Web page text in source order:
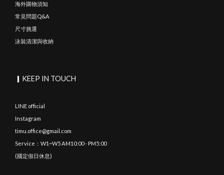
海外購物須知
常見問題Q&A
尺寸挑選
泳裝清潔與收納
▎KEEP IN TOUCH
LINE official
Instagram
timu.office@gmail.com
Service：W1~W5 AM10:00 - PM5:00
(國定假日休息)